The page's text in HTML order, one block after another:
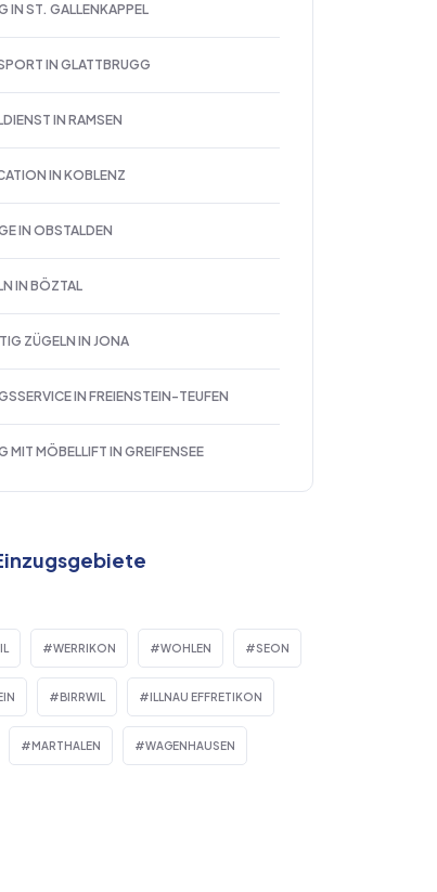
IN ST. GALLENKAPPEL
IN GLATTBRUGG
IN RAMSEN
IN KOBLENZ
IN OBSTALDEN
IN BÖZTAL
ZÜGELN IN JONA
IN FREIENSTEIN-TEUFEN
MIT MÖBELLIFT IN GREIFENSEE
WERRIKON WOHLEN SEON
BIRRWIL ILLNAU EFFRETIKON
MARTHALEN WAGENHAUSEN